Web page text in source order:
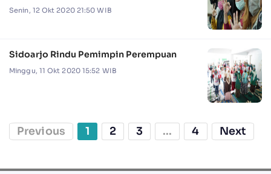
Senin, 12 Okt 2020 21:50 WIB
Sidoarjo Rindu Pemimpin Perempuan
Minggu, 11 Okt 2020 15:52 WIB
Previous 1 2 3 ... 4 Next